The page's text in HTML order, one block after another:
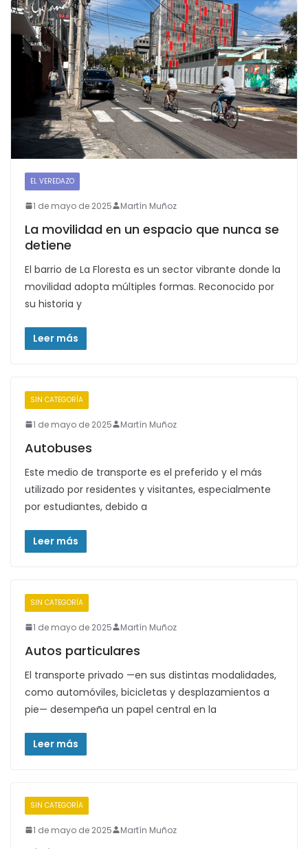
EL VEREDAZO
1 de mayo de 2025 Martín Muñoz
La movilidad en un espacio que nunca se
detiene
El barrio de La Floresta es un sector vibrante donde la
movilidad adopta múltiples formas. Reconocido por
su historia y
Leer más
SIN CATEGORÍA
1 de mayo de 2025 Martín Muñoz
Autobuses
Este medio de transporte es el preferido y el más
utilizado por residentes y visitantes, especialmente
por estudiantes, debido a
Leer más
SIN CATEGORÍA
1 de mayo de 2025 Martín Muñoz
Autos particulares
El transporte privado —en sus distintas modalidades,
como automóviles, bicicletas y desplazamientos a
pie— desempeña un papel central en la
Leer más
SIN CATEGORÍA
1 de mayo de 2025 Martín Muñoz